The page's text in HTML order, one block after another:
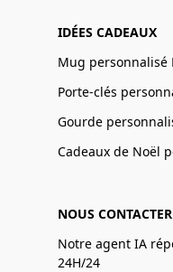
IDÉES CADEAUX
Mug personnalisé
NOUS CONTACTER
Notre agent IA
24H/24